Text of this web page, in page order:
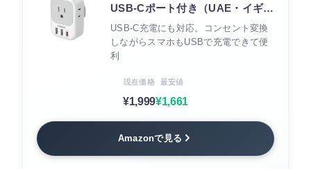
USB-Cポート付き（UAE・イギリ
ス・シンガポール対応）
USB-C充電にも対応。コンセント変換
しながらスマホもUSBで充電できて便
利
現在価格
¥1,999
最安値
¥1,661
Amazonで見る